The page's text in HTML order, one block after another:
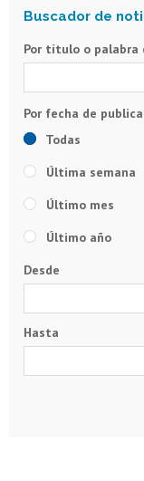
Por título o palabra
Todas
Última semana
Último mes
Último año
Desde
Hasta